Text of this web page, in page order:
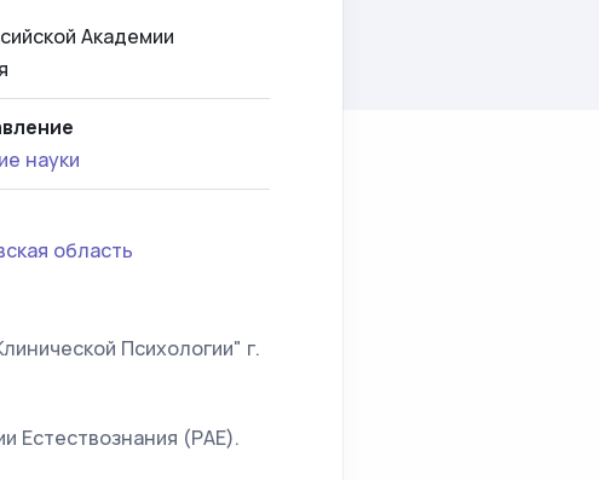
Академии
науки
область
Психологии" г.
Естествознания (РАЕ).